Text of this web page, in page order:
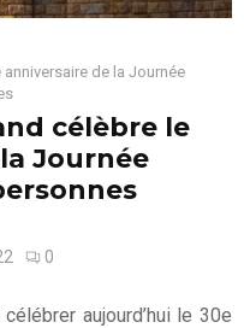
de la Journée
célèbre le
Journée
0
aujourd’hui le 30e